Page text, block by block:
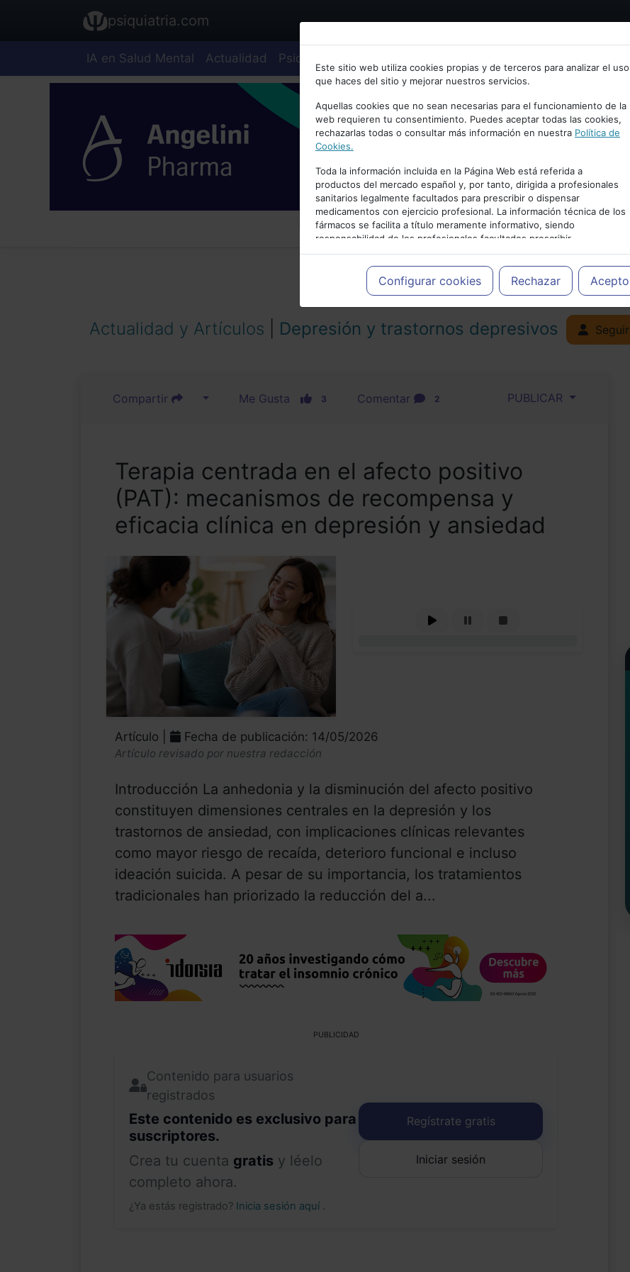
Bienvenid@ a psiquiatria.com
Escribe tu Email
Accede o regístrate con tu email.
Cancelar
psiquiatria.com
IA en Salud Mental Actualidad Psiquiatría
Este sitio web utiliza cookies propias y de terceros para analizar el uso
que haces del sitio y mejorar nuestros servicios.
Aquellas cookies que no sean necesarias para el funcionamiento de la
web requieren tu consentimiento. Puedes aceptar todas las cookies,
rechazarlas todas o consultar más información en nuestra Política de
Cookies.
Toda la información incluida en la Página Web está referida a
productos del mercado español y, por tanto, dirigida a profesionales
sanitarios legalmente facultados para prescribir o dispensar
medicamentos con ejercicio profesional. La información técnica de los
fármacos se facilita a título meramente informativo, siendo
responsabilidad de los profesionales facultados prescribir
medicamentos y decidir, en cada caso concreto, el tratamiento más
adecuado a las necesidades del paciente.
Configurar cookies Rechazar Acepto
PUBLICIDAD
Actualidad y Artículos Depresión y trastornos depresivos Seguir
Compartir Me Gusta 3 Comentar 2 PUBLICAR
Terapia centrada en el afecto positivo
(PAT): mecanismos de recompensa y
eficacia clínica en depresión y ansiedad
Artículo | Fecha de publicación: 14/05/2026
Artículo revisado por nuestra redacción
Introducción La anhedonia y la disminución del afecto positivo
constituyen dimensiones centrales en la depresión y los
trastornos de ansiedad, con implicaciones clínicas relevantes
como mayor riesgo de recaída, deterioro funcional e incluso
ideación suicida. A pesar de su importancia, los tratamientos
tradicionales han priorizado la reducción del a...
PUBLICIDAD
Contenido para usuarios
registrados
Este contenido es exclusivo para
suscriptores.
Crea tu cuenta gratis y léelo
completo ahora.
¿Ya estás registrado? Inicia sesión aquí .
Regístrate gratis
Iniciar sesión